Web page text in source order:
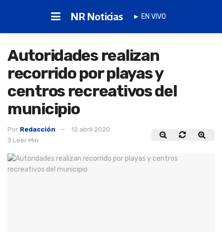
NR Noticias ► EN VIVO
Autoridades realizan
recorrido por playas y
centros recreativos del
municipio
Por Redacción
12 abril 2020
3 Leer Min